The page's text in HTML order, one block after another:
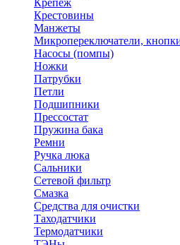
Крепёж
Крестовины
Манжеты
Микропереключатели,
Насосы (помпы)
Ножки
Патрубки
Петли
Подшипники
Прессостат
Пружина бака
Ремни
Ручка люка
Сальники
Сетевой фильтр
Смазка
Средства для очистки
Таходатчики
Термодатчики